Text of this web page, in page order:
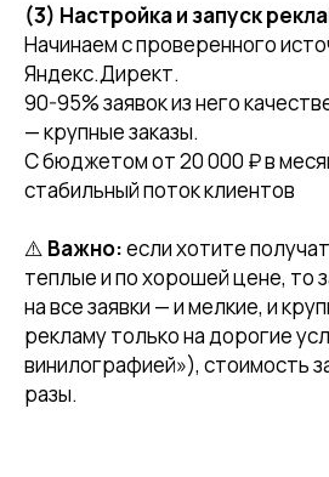
(3) Настройка и запуск
Начинаем с проверенного
Яндекс.Директ.
90-95% заявок из него
— крупные заказы.
С бюджетом от 20 000 ₽ в
стабильный поток клиентов
⚠️ Важно:если хотите
теплые и по хорошей цене, то
на все заявки — и мелкие, и
рекламу только на дорогие
винилографией»), стоимость
разы.